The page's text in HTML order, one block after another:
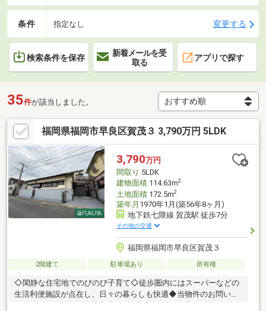
条件 指定なし 変更する
検索条件を保存
新着メールを受
取る
アプリで探す
35件が該当しました。
福岡県福岡市早良区賀茂３ 3,790万円 5LDK
3,790万円
間取り 5LDK
建物面積114.63m2
土地面積172.5m2
築年月 1970年1月(築56年8ヶ月)
地下鉄七隈線 賀茂駅 徒歩7分
その他の交通
福岡県福岡市早良区賀茂３
2階建て 駐車場あり 所有権
◇閑静な住宅地でのびのび子育て◇徒歩圏内にはスーパーなどの
生活利便施設が点在し、日々の暮らしも快適◆当物件のお問い合